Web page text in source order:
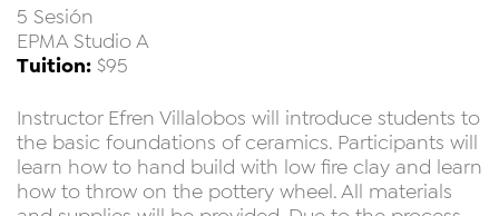
5 Sesión
EPMA Studio A
Tuition: $95
Instructor Efren Villalobos will introduce students to
the basic foundations of ceramics. Participants will
learn how to hand build with low fire clay and learn
how to throw on the pottery wheel. All materials